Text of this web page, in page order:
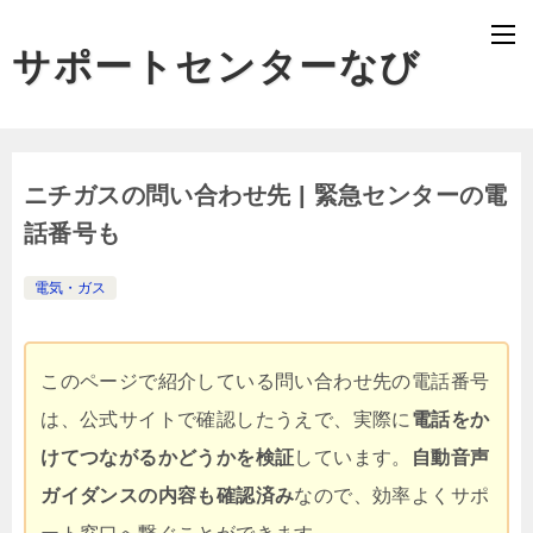
サポートセンターなび
ニチガスの問い合わせ先 | 緊急センターの電
話番号も
電気・ガス
このページで紹介している問い合わせ先の電話番号
は、公式サイトで確認したうえで、実際に 電話をか
けてつながるかどうかを検証しています。
自動音声
ガイダンスの内容も確認済みなので、効率よくサポ